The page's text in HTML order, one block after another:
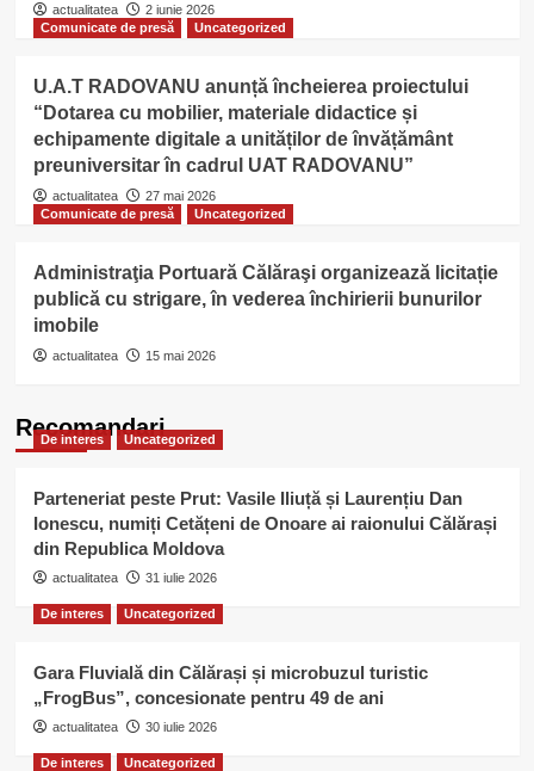
actualitatea
2 iunie 2026
Comunicate de presă
Uncategorized
U.A.T RADOVANU anunță încheierea proiectului
“Dotarea cu mobilier, materiale didactice și
echipamente digitale a unităților de învățământ
preuniversitar în cadrul UAT RADOVANU”
actualitatea
27 mai 2026
Comunicate de presă
Uncategorized
Administraţia Portuară Călăraşi organizează licitație
publică cu strigare, în vederea închirierii bunurilor
imobile
actualitatea 15 mai 2026
Recomandari
De interes Uncategorized
Parteneriat peste Prut: Vasile Iliuță și Laurențiu Dan
Ionescu, numiți Cetățeni de Onoare ai raionului Călărași
din Republica Moldova
actualitatea 31 iulie 2026
De interes Uncategorized
Gara Fluvială din Călărași și microbuzul turistic
„FrogBus”, concesionate pentru 49 de ani
actualitatea 30 iulie 2026
De interes Uncategorized